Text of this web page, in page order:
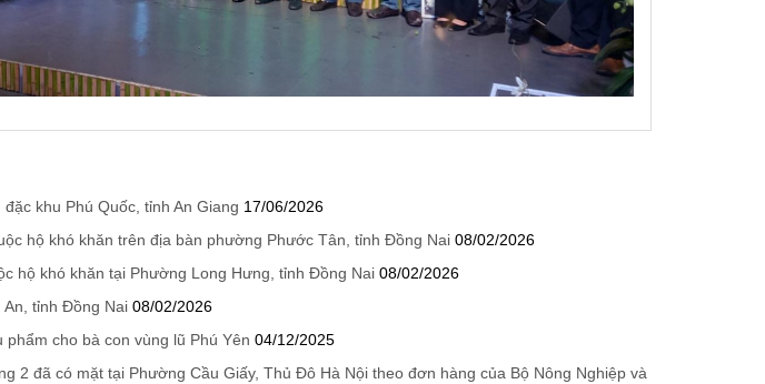
khu Phú Quốc, tỉnh An Giang 17/06/2026
hộ khó khăn trên địa bàn phường Phước Tân, tỉnh Đồng Nai 08/02/2026
hộ khó khăn tại Phường Long Hưng, tỉnh Đồng Nai 08/02/2026
tỉnh Đồng Nai 08/02/2026
cho bà con vùng lũ Phú Yên 04/12/2025
2 đã có mặt tại Phường Cầu Giấy, Thủ Đô Hà Nội theo đơn hàng của Bộ Nông Nghiệp và